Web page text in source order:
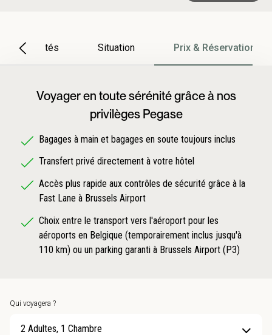
Particularités Situation Prix & Réservation
Voyager en toute sérénité grâce à nos
privilèges Pegase
Bagages à main et bagages en soute toujours inclus
Transfert privé directement à votre hôtel
Accès plus rapide aux contrôles de sécurité grâce à la
Fast Lane à Brussels Airport
Choix entre le transport vers l'aéroport pour les
aéroports en Belgique (temporairement inclus jusqu'à
110 km) ou un parking garanti à Brussels Airport (P3)
Qui voyagera ?
2 Adultes, 1 Chambre